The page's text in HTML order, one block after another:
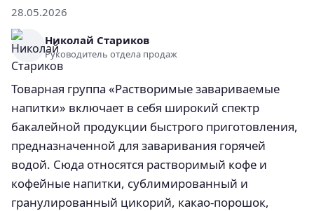
28.05.2026
Николай Стариков
Руководитель отдела продаж
Товарная группа «Растворимые завариваемые
напитки» включает в себя широкий спектр
бакалейной продукции быстрого приготовления,
предназначенной для заваривания горячей
водой. Сюда относятся растворимый кофе и
кофейные напитки, сублимированный и
гранулированный цикорий, какао-порошок,